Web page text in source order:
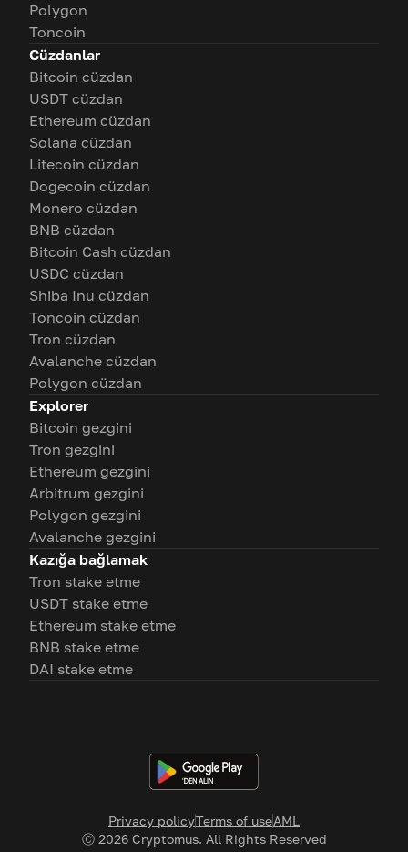
Privacy policyTerms of useAML
Ⓒ 2026Cryptomus. All Rights Reserved
Polygon
Toncoin
Cüzdanlar
Bitcoin cüzdan
USDT cüzdan
Ethereum cüzdan
Solana cüzdan
Litecoin cüzdan
Dogecoin cüzdan
Monero cüzdan
BNB cüzdan
Bitcoin Cash cüzdan
USDC cüzdan
Shiba Inu cüzdan
Toncoin cüzdan
Tron cüzdan
Avalanche cüzdan
Polygon cüzdan
Explorer
Bitcoin gezgini
Tron gezgini
Ethereum gezgini
Arbitrum gezgini
Polygon gezgini
Avalanche gezgini
Kazığa bağlamak
Tron stake etme
USDT stake etme
Ethereum stake etme
BNB stake etme
DAI stake etme